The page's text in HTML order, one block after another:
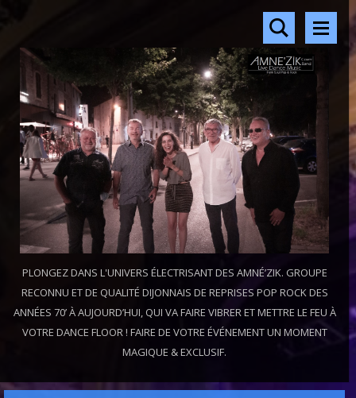
PLONGEZ DANS L'UNIVERS ÉLECTRISANT DES AMNÉ’ZIK. GROUPE
RECONNU ET DE QUALITÉ DIJONNAIS DE REPRISES POP ROCK DES
ANNÉES 70’ À AUJOURD’HUI, QUI VA FAIRE VIBRER ET METTRE LE FEU À
VOTRE DANCE FLOOR ! FAIRE DE VOTRE ÉVÉNEMENT UN MOMENT
MAGIQUE & EXCLUSIF.